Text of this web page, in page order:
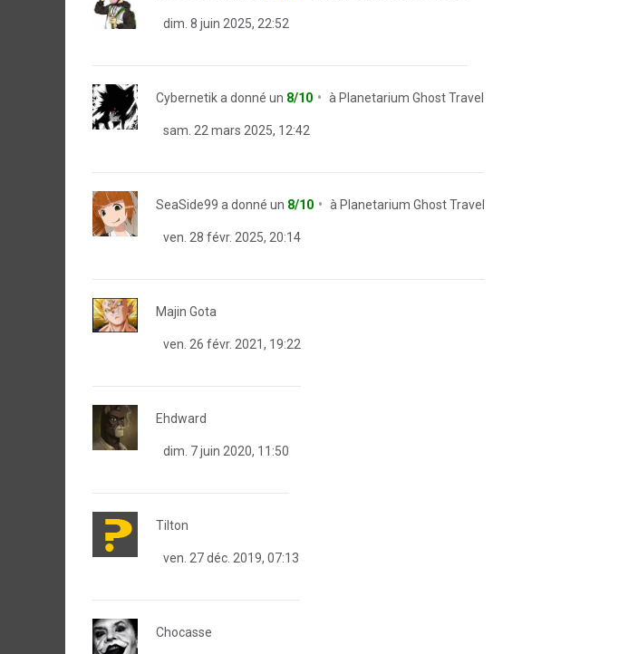
dim. 8 juin 2025, 22:52
Cybernetika donné un 8/10 à Planetarium Ghost Travel
sam. 22 mars 2025, 12:42
SeaSide99 a donné un 8/10 à Planetarium Ghost Travel
ven. 28 févr. 2025, 20:14
Majin Gota
ven. 26 févr. 2021, 19:22
Ehdward
dim. 7 juin 2020, 11:50
Tilton
ven. 27 déc. 2019, 07:13
Chocasse